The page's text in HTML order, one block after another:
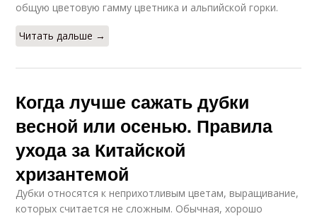
общую цветовую гамму цветника и альпийской горки.
Читать дальше →
Когда лучше сажать дубки
весной или осенью. Правила
ухода за Китайской
хризантемой
Дубки относятся к неприхотливым цветам, выращивание,
которых считается не сложным. Обычная, хорошо